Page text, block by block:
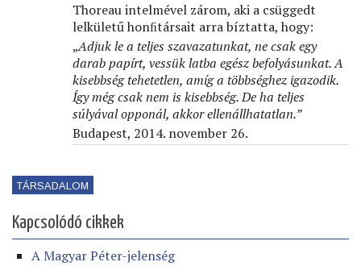
Thoreau intelmével zárom, aki a csüggedt
lelkületű honﬁtársait arra bíztatta, hogy:
„Adjuk le a teljes szavazatunkat, ne csak egy
darab papírt, vessük latba egész befolyásunkat. A
kisebbség tehetetlen, amíg a többséghez igazodik.
Így még csak nem is kisebbség. De ha teljes
súlyával opponál, akkor ellenállhatatlan.”
Budapest, 2014. november 26.
TÁRSADALOM
Kapcsolódó cikkek
A Magyar Péter-jelenség